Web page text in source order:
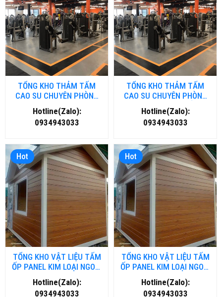
TỔNG KHO THẢM TẤM
CAO SU CHUYÊN PHÒNG
GYM- FITNESS TẠI HÀ NỘI
Hotline(Zalo):
0934943033
TỔNG KHO THẢM TẤM
CAO SU CHUYÊN PHÒNG
GYM- FITNESS TẠI HỒ CHÍ
MINH
Hotline(Zalo):
0934943033
Hot
TỔNG KHO VẬT LIỆU TẤM
ỐP PANEL KIM LOẠI NGOÀI
TRỜI TẠI NGHỆ AN
Hotline(Zalo):
0934943033
Hot
TỔNG KHO VẬT LIỆU TẤM
ỐP PANEL KIM LOẠI NGOÀI
TRỜI TẠI THANH HOÁ
Hotline(Zalo):
0934943033